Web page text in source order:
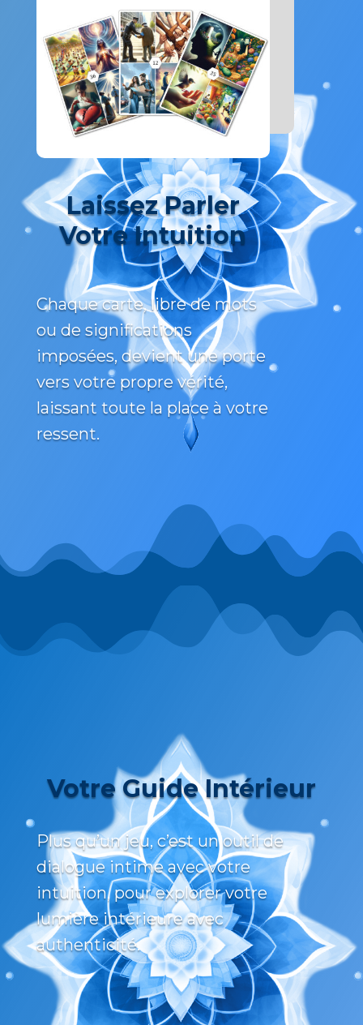
Laissez Parler
Votre Intuition
Chaque carte, libre de mots
ou de significations
imposées, devient une porte
vers votre propre vérité,
laissant toute la place à votre
ressent.
Votre Guide Intérieur
Plus qu’un jeu, c’est un outil de
dialogue intime avec votre
intuition, pour explorer votre
lumière intérieure avec
authenticité.